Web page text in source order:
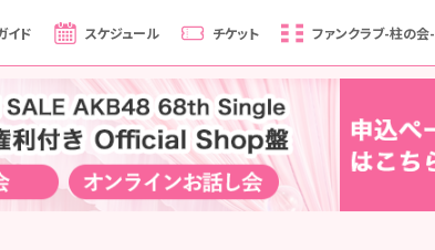
イド スケジュール チケット ファンクラブ-柱の会-